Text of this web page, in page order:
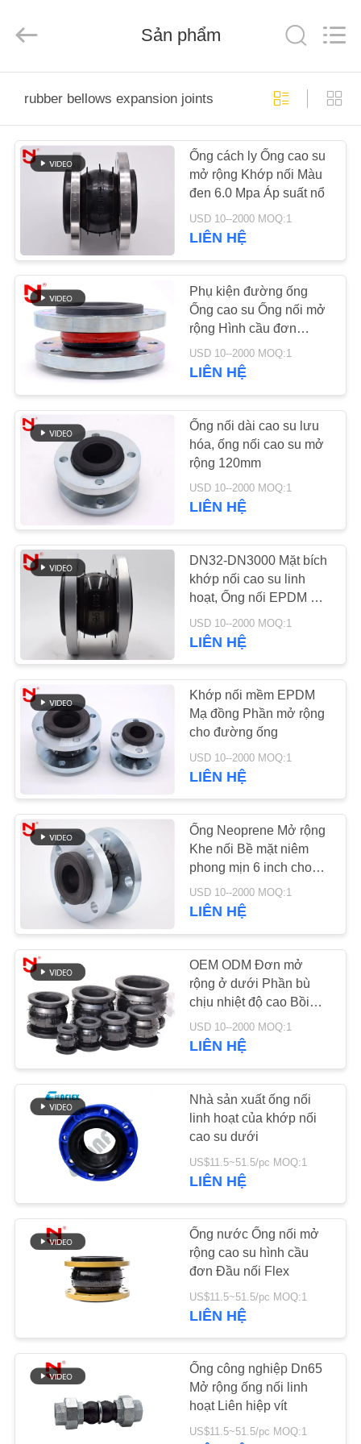
CÁC
SẢN
PHẨM
HƯỚNG
DẪN
VR
CHÚNG
TÔI
THAM
QUAN
MÁY
KIỂM
SOÁT
CHẤT
LƯỢNG
LIÊN
HỆ
CHÚNG
TÔI
TIN
TỨC
CẦU
BÁO
GIÁ
ĐỒ
TRANG
CHÍNH
SÁCH
BẢO
MẬT
Shanghai
Songjiang
Sản phẩm
rubber bellows expansion joints
Ống cách ly Ống cao su
mở rộng Khớp nối Màu
đen 6.0 Mpa Áp suất nổ
USD 10--2000 MOQ:1
LIÊN HỆ
Phụ kiện đường ống
Ống cao su Ống nối mở
rộng Hình cầu đơn
DN32 - DN3000
USD 10--2000 MOQ:1
LIÊN HỆ
Ống nối dài cao su lưu
hóa, ống nối cao su mở
rộng 120mm
USD 10--2000 MOQ:1
LIÊN HỆ
DN32-DN3000 Mặt bích
khớp nối cao su linh
hoạt, Ống nối EPDM mở
rộng Ổn định nhiệt
USD 10--2000 MOQ:1
LIÊN HỆ
Khớp nối mềm EPDM
Mạ đồng Phần mở rộng
cho đường ống
USD 10--2000 MOQ:1
LIÊN HỆ
Ống Neoprene Mở rộng
Khe nối Bề mặt niêm
phong mịn 6 inch cho
các hệ thống nối chữa
cháy
USD 10--2000 MOQ:1
LIÊN HỆ
OEM ODM Đơn mở
rộng ở dưới Phần bù
chịu nhiệt độ cao Bồi
thường cho việc sai lệch
USD 10--2000 MOQ:1
LIÊN HỆ
Nhà sản xuất ống nối
linh hoạt của khớp nối
cao su dưới
US$11.5~51.5/pc MOQ:1
LIÊN HỆ
Ống nước Ống nối mở
rộng cao su hình cầu
đơn Đầu nối Flex
US$11.5~51.5/pc MOQ:1
LIÊN HỆ
Ống công nghiệp Dn65
Mở rộng ống nối linh
hoạt Liên hiệp vít
US$11.5~51.5/pc MOQ:1